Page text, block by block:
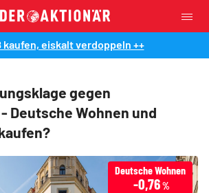
kaufen, eiskalt verdoppeln ++
gegen
Deutsche Wohnen und
Deutsche Wohnen
-0,76%